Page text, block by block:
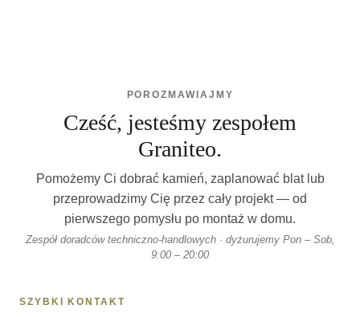
POROZMAWIAJMY
Cześć, jesteśmy zespołem
Graniteo.
Pomożemy Ci dobrać kamień, zaplanować blat lub
przeprowadzimy Cię przez cały projekt — od
pierwszego pomysłu po montaż w domu.
Zespół doradców techniczno-handlowych · dyżurujemy Pon – Sob,
9:00 – 20:00
SZYBKI KONTAKT